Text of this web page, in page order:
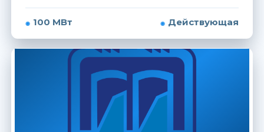
100 МВт Действующая